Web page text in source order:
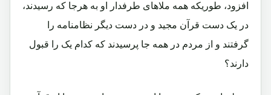
افزود، طوریکه همه ملاهای طرفدار او به هرجا که رسیدند،
در یک دست قرآن مجید و در دست دیگر نظامنامه را
گرفتند و از مردم در همه جا پرسیدند که کدام یک را قبول
دارند؟